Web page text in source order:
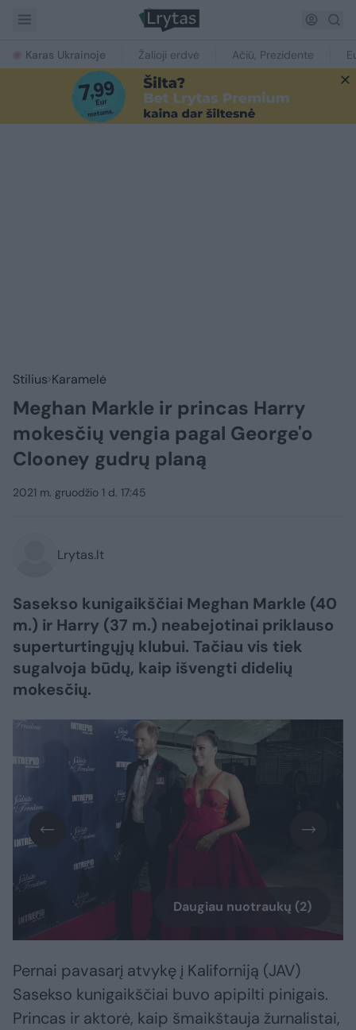
Karas Ukrainoje Žalioji erdvė Ačiū, Prezidente
Stilius Karamelė
Meghan Markle ir princas Harry
mokesčių vengia pagal George'o
Clooney gudrų planą
2021 m. gruodžio 1 d. 17:45
Lrytas.lt
Sasekso kunigaikščiai Meghan Markle (40
m.) ir Harry (37 m.) neabejotinai priklauso
superturtingųjų klubui. Tačiau vis tiek
sugalvoja būdų, kaip išvengti didelių
mokesčių.
Daugiau nuotraukų (2)
Pernai pavasarį atvykę į Kaliforniją (JAV)
Sasekso kunigaikščiai buvo apipilti pinigais.
Princas ir aktorė, kaip šmaikštauja žurnalistai,